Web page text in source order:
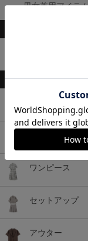
男女兼用アイテ
ワンピース
セットアップ
アウター